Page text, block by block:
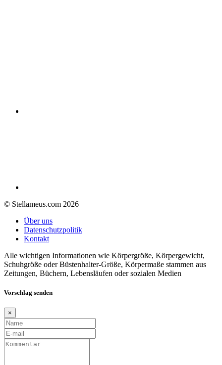
© Stellameus.com 2026
Über uns
Datenschutzpolitik
Kontakt
Alle wichtigen Informationen wie Körpergröße, Körpergewicht,
Schuhgröße oder Büstenhalter-Größe, Körpermaße stammen aus
Zeitungen, Büchern, Lebensläufen oder sozialen Medien
Vorschlag senden
×